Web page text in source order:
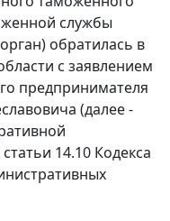
службы
обратилась в
с заявлением
предпринимателя
(далее -
статьи 14.10 Кодекса